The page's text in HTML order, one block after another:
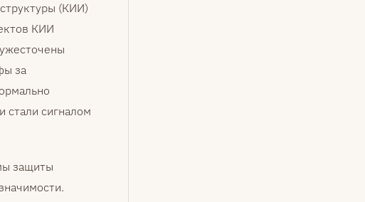
(КИИ)
КИИ
за
стали сигналом
защиты